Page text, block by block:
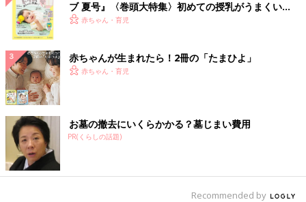
ブ 夏号』〈巻頭大特集〉初めての授乳がうまくい
く！ おっぱい・ミルクの基本と夏のトラブル 解決テ
赤ちゃん・育児
赤ちゃんが生まれたら！2冊の「たまひよ」
赤ちゃん・育児
お墓の撤去にいくらかかる？墓じまい費用
PR(くらしの話題)
Recommended by